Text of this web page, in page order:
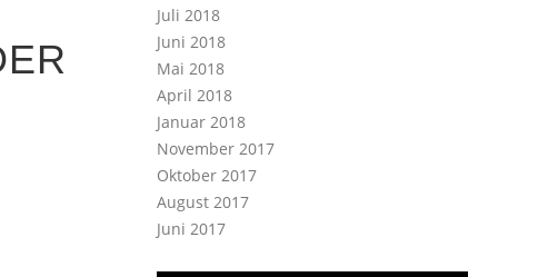
Juli 2018
Juni 2018
Mai 2018
April 2018
Januar 2018
November 2017
Oktober 2017
August 2017
Juni 2017